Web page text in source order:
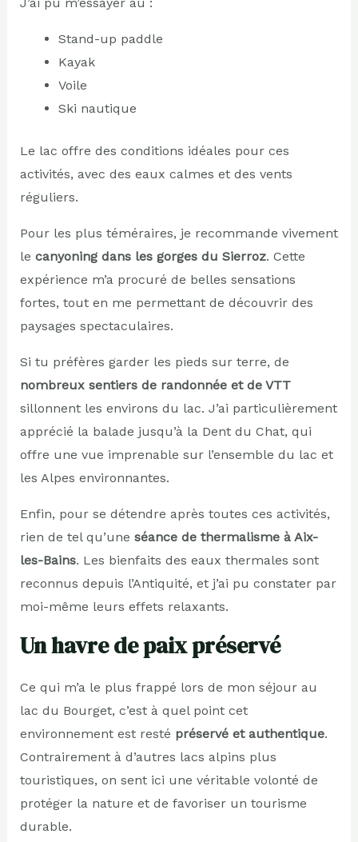
Stand-up paddle
Kayak
Voile
Ski nautique
Le lac offre des conditions idéales pour ces
activités, avec des eaux calmes et des vents
réguliers.
Pour les plus téméraires, je recommande vivement
le canyoning dans les gorges du Sierroz. Cette
expérience m’a procuré de belles sensations
fortes, tout en me permettant de découvrir des
paysages spectaculaires.
Si tu préfères garder les pieds sur terre, de
nombreux sentiers de randonnée et de VTT
sillonnent les environs du lac. J’ai particulièrement
apprécié la balade jusqu’à la Dent du Chat, qui
offre une vue imprenable sur l’ensemble du lac et
les Alpes environnantes.
Enfin, pour se détendre après toutes ces activités,
rien de tel qu’une séance de thermalisme à Aix-
les-Bains. Les bienfaits des eaux thermales sont
reconnus depuis l’Antiquité, et j’ai pu constater par
moi-même leurs effets relaxants.
Un havre de paix préservé
Ce qui m’a le plus frappé lors de mon séjour au
lac du Bourget, c’est à quel point cet
environnement est resté préservé et authentique.
Contrairement à d’autres lacs alpins plus
touristiques, on sent ici une véritable volonté de
protéger la nature et de favoriser un tourisme
durable.